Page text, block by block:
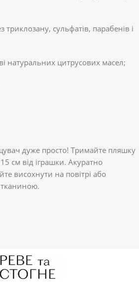
триклозану, сульфатів, парабенів і
натуральних цитрусових масел;
дуже просто! Тримайте пляшку
см від іграшки. Акуратно
висохнути на повітрі або